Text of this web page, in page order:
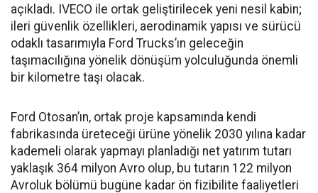
açıkladı. IVECO ile ortak geliştirilecek yeni nesil kabin;
ileri güvenlik özellikleri, aerodinamik yapısı ve sürücü
odaklı tasarımıyla Ford Trucks’ın geleceğin
taşımacılığına yönelik dönüşüm yolculuğunda önemli
bir kilometre taşı olacak.
Ford Otosan’ın, ortak proje kapsamında kendi
fabrikasında üreteceği ürüne yönelik 2030 yılına kadar
kademeli olarak yapmayı planladığı net yatırım tutarı
yaklaşık 364 milyon Avro olup, bu tutarın 122 milyon
Avroluk bölümü bugüne kadar ön fizibilite faaliyetleri